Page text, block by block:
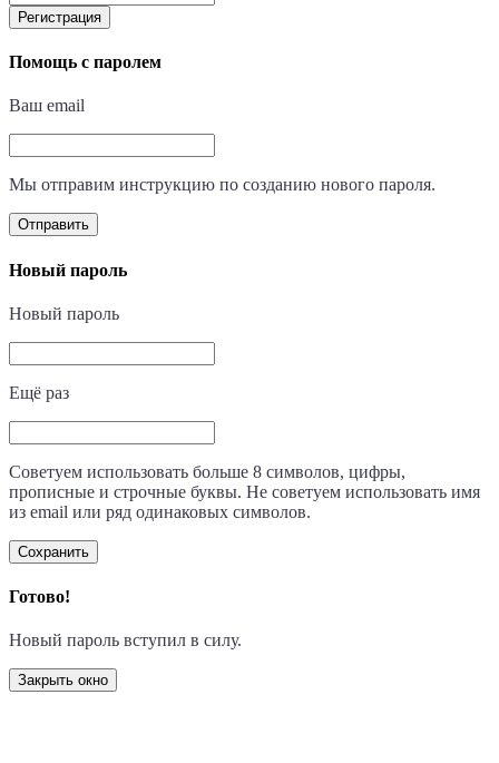
Регистрация
Помощь с паролем
Ваш email
Мы отправим инструкцию по созданию нового пароля.
Отправить
Новый пароль
Новый пароль
Ещё раз
Советуем использовать больше 8 символов, цифры,
прописные и строчные буквы. Не советуем использовать имя
из email или ряд одинаковых символов.
Сохранить
Готово!
Новый пароль вступил в силу.
Закрыть окно